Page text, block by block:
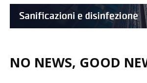
NO NEWS, GOOD